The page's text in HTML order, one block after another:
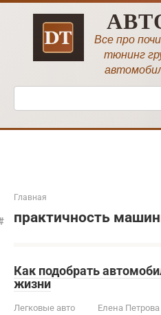
Перейти
Все про
тюнинг
Поиск:
Главная
практичность
Как подобрать
жизни
Легковые авто Елена Петрова